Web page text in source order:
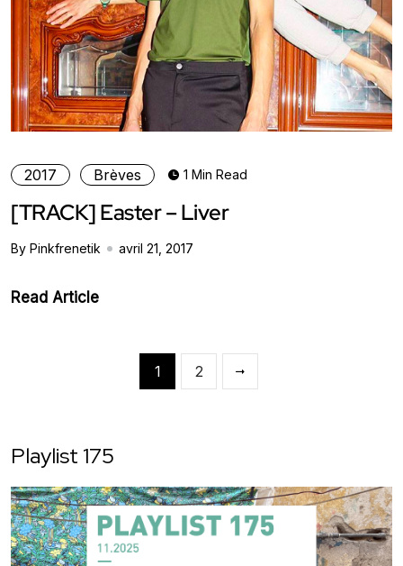
2017 Brèves 1 Min Read
[TRACK] Easter – Liver
By Pinkfrenetik avril 21, 2017
Read Article
1 2
Playlist 175